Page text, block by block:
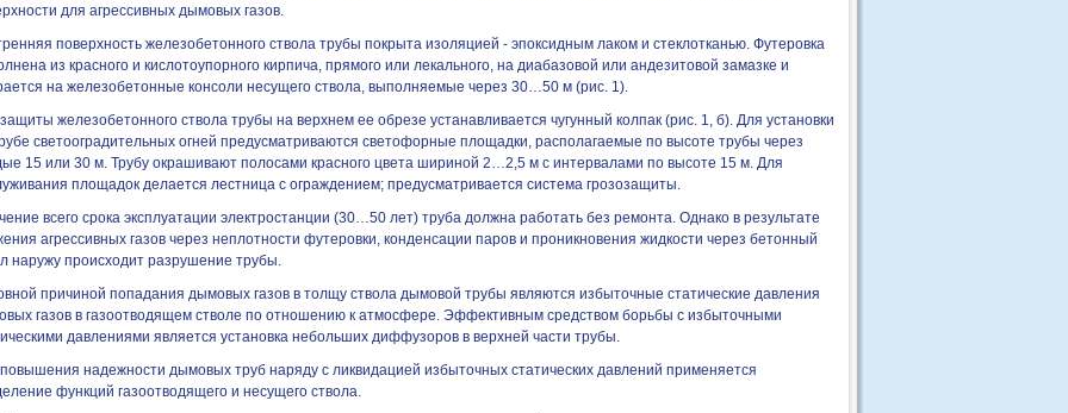
для агрессивных дымовых газов.
поверхность железобетонного ствола трубы покрыта изоляцией - эпоксидным лаком и стеклотканью. Футеровка
из красного и кислотоупорного кирпича, прямого или лекального, на диабазовой или андезитовой замазке и
на железобетонные консоли несущего ствола, выполняемые через 30…50 м (рис. 1).
железобетонного ствола трубы на верхнем ее обрезе устанавливается чугунный колпак (рис. 1, б). Для установки
светооградительных огней предусматриваются светофорные площадки, располагаемые по высоте трубы через
15 или 30 м. Трубу окрашивают полосами красного цвета шириной 2…2,5 м с интервалами по высоте 15 м. Для
площадок делается лестница с ограждением; предусматривается система грозозащиты.
всего срока эксплуатации электростанции (30…50 лет) труба должна работать без ремонта. Однако в результате
агрессивных газов через неплотности футеровки, конденсации паров и проникновения жидкости через бетонный
наружу происходит разрушение трубы.
причиной попадания дымовых газов в толщу ствола дымовой трубы являются избыточные статические давления
газов в газоотводящем стволе по отношению к атмосфере. Эффективным средством борьбы с избыточными
давлениями является установка небольших диффузоров в верхней части трубы.
надежности дымовых труб наряду с ликвидацией избыточных статических давлений применяется
функций газоотводящего и несущего ствола.